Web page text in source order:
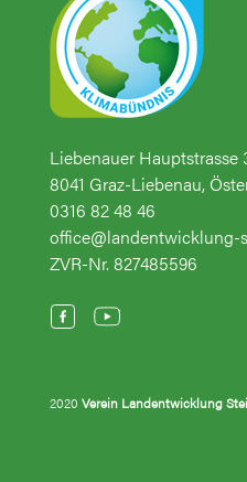
Liebenauer Hauptstrasse
8041 Graz-Liebenau,
0316 82 48 46
office@landentwicklung-
ZVR-Nr. 827485596
2020Verein Landentwicklung